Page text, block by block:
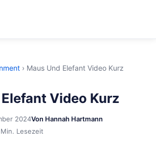
› Maus Und Elefant Video Kurz
Video Kurz
2024Von Hannah Hartmann
Lesezeit